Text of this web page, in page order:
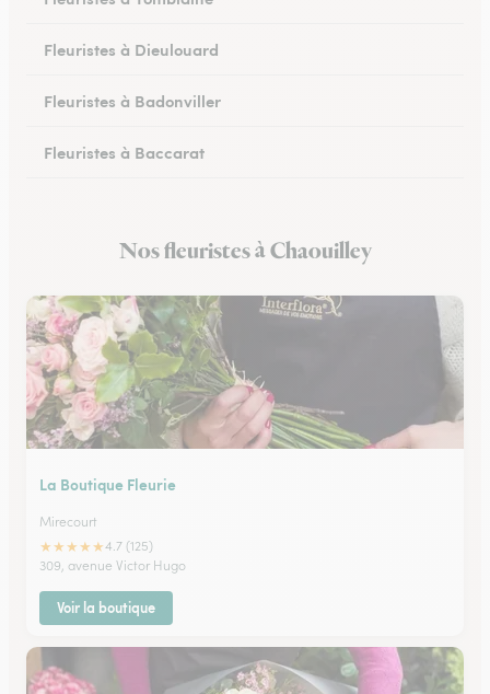
Fleuristes à Dieulouard
Fleuristes à Badonviller
Fleuristes à Baccarat
Fleuristes à Longwy
Nos fleuristes à Chaouilley
La Boutique Fleurie
Mirecourt
★★★★★4.7 (125)
309, avenue Victor Hugo
Voir la boutique